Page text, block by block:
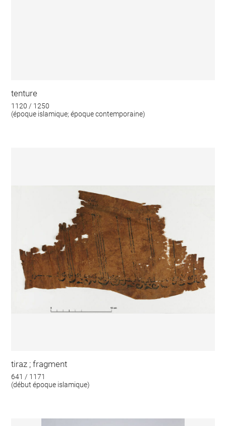
tenture
1120 / 1250
(époque islamique; époque contemporaine)
tiraz ; fragment
641 / 1171
(début époque islamique)